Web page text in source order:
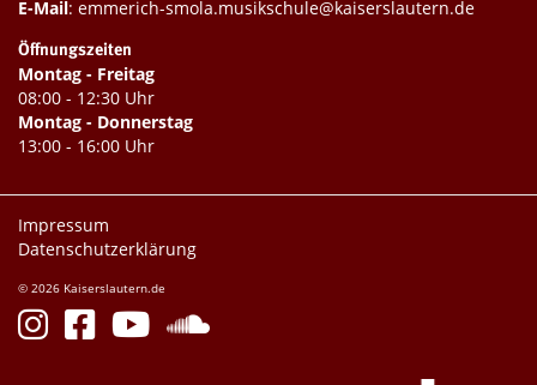
E-Mail: emmerich-smola.musikschule@kaiserslautern.de
Öffnungszeiten
Montag - Freitag
08:00 - 12:30 Uhr
Montag - Donnerstag
13:00 - 16:00 Uhr
Impressum
Datenschutzerklärung
© 2026 Kaiserslautern.de